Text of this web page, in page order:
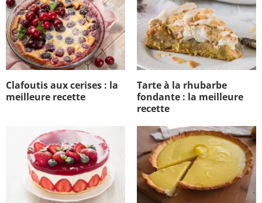
Clafoutis aux cerises : la
meilleure recette
Tarte à la rhubarbe
fondante : la meilleure
recette